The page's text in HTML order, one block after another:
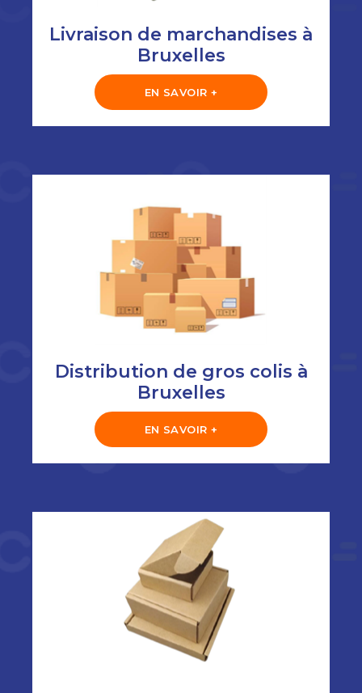
Livraison de marchandises à
Bruxelles
EN SAVOIR +
Distribution de gros colis à
Bruxelles
EN SAVOIR +